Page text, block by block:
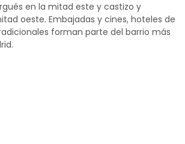
en la mitad este y castizo y
oeste. Embajadas y cines, hoteles de
forman parte del barrio más